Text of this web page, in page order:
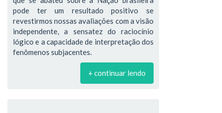
pode ter um resultado positivo se
revestirmos nossas avaliações com a visão
independente, a sensatez do raciocínio
lógico e a capacidade de interpretação dos
fenômenos subjacentes.
+ continuar lendo